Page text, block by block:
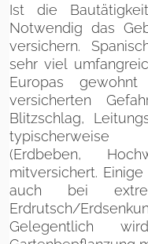
Ist die
Notwendig das
versichern.
sehr viel
Europas
versicherten
Blitzschlag,
typischerweise
(Erdbeben,
mitversichert.
auch bei
Erdrutsch/
Gelegentlich